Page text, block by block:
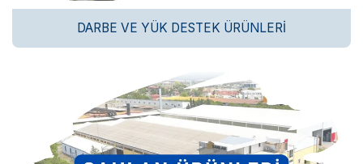
DARBE VE YÜK DESTEK ÜRÜNLERI